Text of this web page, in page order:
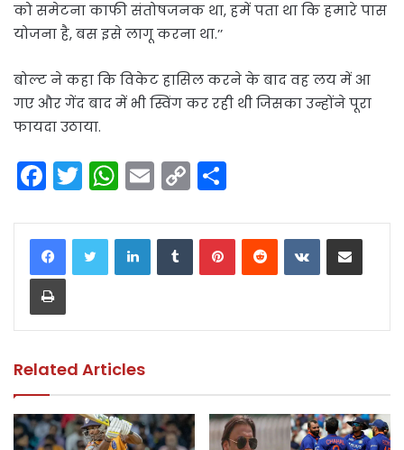
को समेटना काफी संतोषजनक था, हमें पता था कि हमारे पास
योजना है, बस इसे लागू करना था.’’
बोल्ट ने कहा कि विकेट हासिल करने के बाद वह लय में आ
गए और गेंद बाद में भी स्विंग कर रही थी जिसका उन्होंने पूरा
फायदा उठाया.
F
c
e
b
o
k
T
itt
er
W
a
ts
p
E
ai
l
C
p
y
n
ar
e
LinkedInTumblrPinterestReddit VKontakteShare via Email
Print
Related Articles